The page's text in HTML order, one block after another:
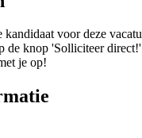
voor deze
de knop 'Solliciteer
je op!